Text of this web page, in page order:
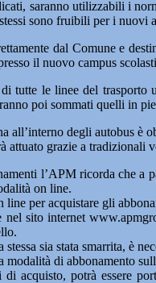
saranno utilizzabili i
sono fruibili per i nuovi
dal Comune e
il nuovo campus
tutte le linee del
poi sommati quelli in
all’interno degli autobus
attuato grazie a tradizionali
l’APM ricorda che
on line.
per acquistare gli
sito internet
stessa sia stata smarrita, è
di abbonamento
acquisto, potrà essere